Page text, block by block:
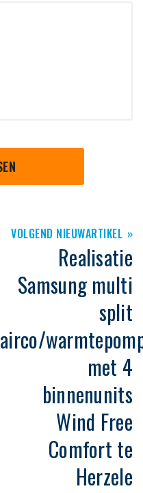
VOLGEND NIEUWARTIKEL
Realisatie
Samsung multi
split
airco/
met 4
binnenunits
Wind Free
Comfort te
Herzele